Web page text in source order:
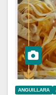
ANGUILLARA